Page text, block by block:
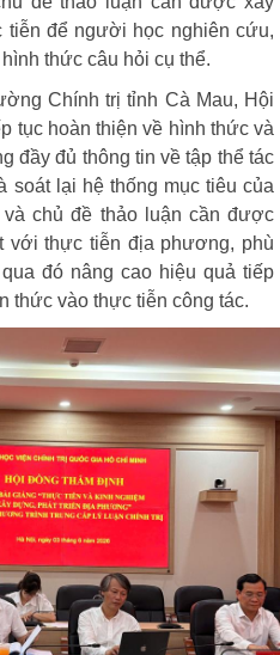
để người học nghiên cứu,
thức câu hỏi cụ thể.
Chính trị tỉnh Cà Mau, Hội
tục hoàn thiện về hình thức và
đầy đủ thông tin về tập thể tác
soát lại hệ thống mục tiêu của
chủ đề thảo luận cần được
với thực tiễn địa phương, phù
đó nâng cao hiệu quả tiếp
thức vào thực tiễn công tác.